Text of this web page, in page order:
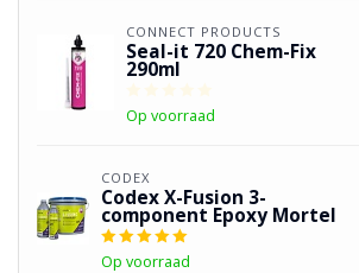
CONNECT PRODUCTS
Seal-it 720 Chem-Fix
290ml
Op voorraad
CODEX
Codex X-Fusion 3-
component Epoxy Mortel
Op voorraad